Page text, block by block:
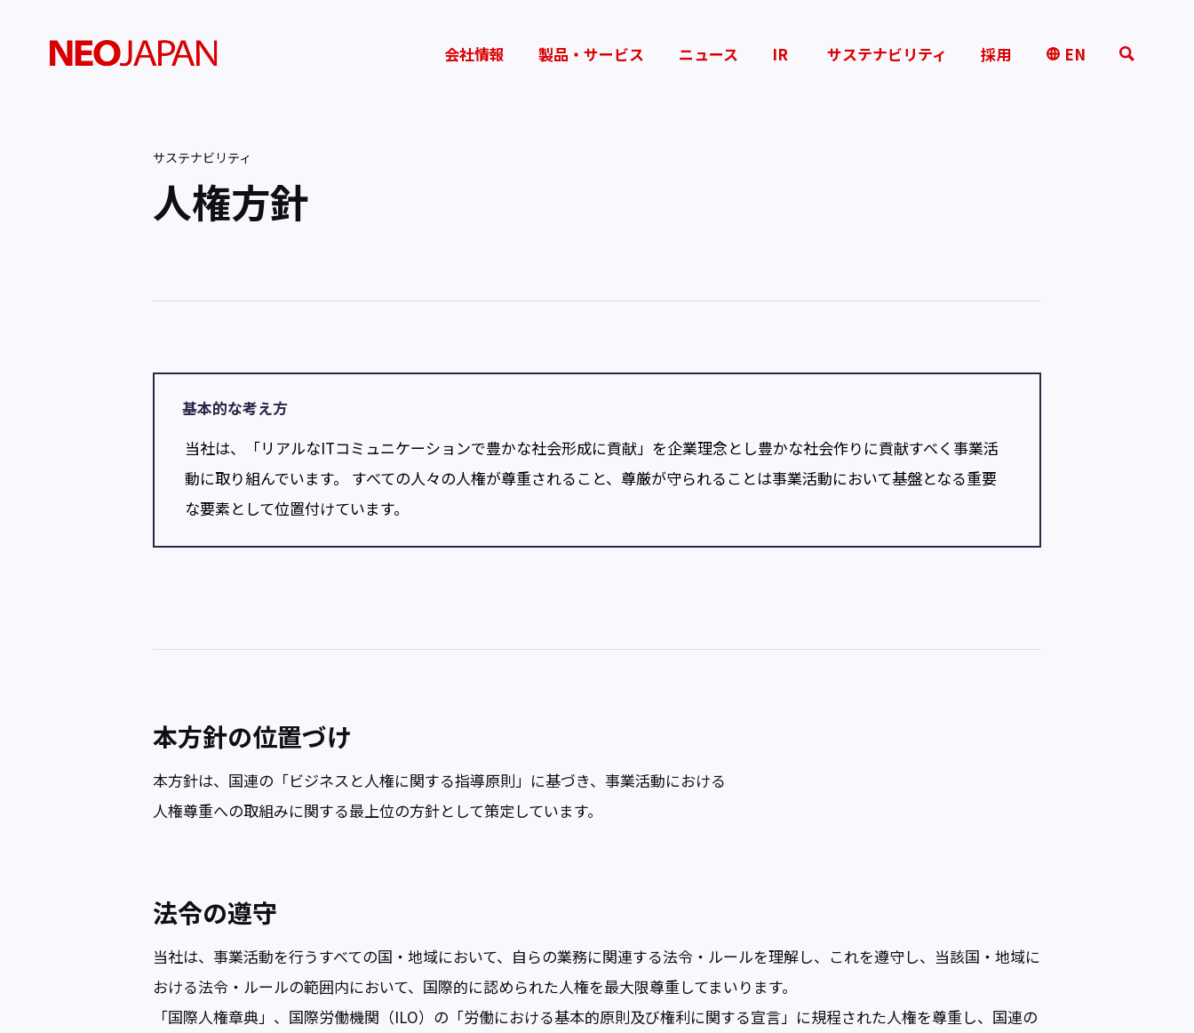
会社情報 製品・サービス ニュース IR サステナビリティ 採用 EN
サステナビリティ
人権方針
基本的な考え方
当社は、「リアルなITコミュニケーションで豊かな社会形成に貢献」を企業理念とし豊かな社会作りに貢献すべく事業活
動に取り組んでいます。 すべての人々の人権が尊重されること、尊厳が守られることは事業活動において基盤となる重要
な要素として位置付けています。
本方針の位置づけ
本方針は、国連の「ビジネスと人権に関する指導原則」に基づき、事業活動における
人権尊重への取組みに関する最上位の方針として策定しています。
法令の遵守
当社は、事業活動を行うすべての国・地域において、自らの業務に関連する法令・ルールを理解し、これを遵守し、当該国・地域に
おける法令・ルールの範囲内において、国際的に認められた人権を最大限尊重してまいります。
「国際人権章典」、国際労働機関（ILO）の「労働における基本的原則及び権利に関する宣言」に規程された人権を尊重し、国連の